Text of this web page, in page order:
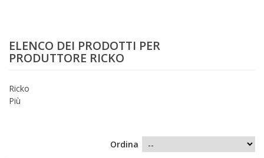
ELENCO DEI PRODOTTI PER
PRODUTTORE RICKO
Ricko
Più
Ordina